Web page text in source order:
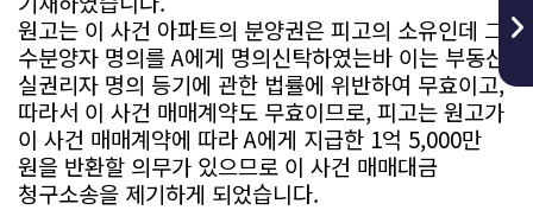
원고는 이 사건 아파트의 분양권은 피고의 소유인데 그
수분양자 명의를 A에게 명의신탁하였는바 이는 부동산
실권리자 명의 등기에 관한 법률에 위반하여 무효이고,
따라서 이 사건 매매계약도 무효이므로, 피고는 원고가
이 사건 매매계약에 따라 A에게 지급한 1억 5,000만
원을 반환할 의무가 있으므로 이 사건 매매대금
청구소송을 제기하게 되었습니다.